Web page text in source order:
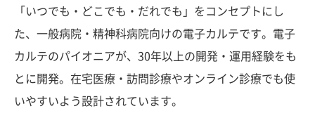
「いつでも・どこでも・だれでも」をコンセプトにし
た、一般病院・精神科病院向けの電子カルテです。電子
カルテのパイオニアが、30年以上の開発・運用経験をも
とに開発。在宅医療・訪問診療やオンライン診療でも使
いやすいよう設計されています。